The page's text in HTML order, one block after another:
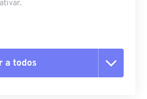
a todos